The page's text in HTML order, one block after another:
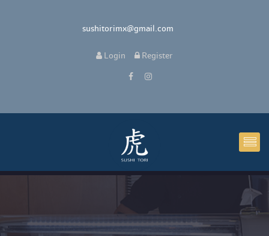
sushitorimx@gmail.com
Login Register